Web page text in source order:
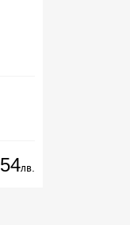
54лв.